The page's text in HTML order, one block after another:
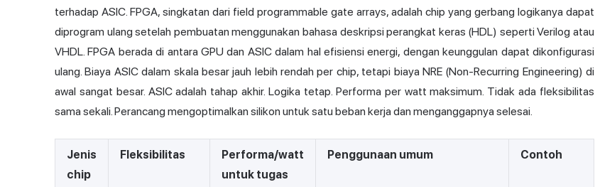
terhadap ASIC. FPGA, singkatan dari field programmable gate arrays, adalah chip yang gerbang logikanya dapat
diprogram ulang setelah pembuatan menggunakan bahasa deskripsi perangkat keras (HDL) seperti Verilog atau
VHDL. FPGA berada di antara GPU dan ASIC dalam hal efisiensi energi, dengan keunggulan dapat dikonfigurasi
ulang. Biaya ASIC dalam skala besar jauh lebih rendah per chip, tetapi biaya NRE (Non-Recurring Engineering) di
awal sangat besar. ASIC adalah tahap akhir. Logika tetap. Performa per watt maksimum. Tidak ada fleksibilitas
sama sekali. Perancang mengoptimalkan silikon untuk satu beban kerja dan menganggapnya selesai.
Jenis
chip
Fleksibilitas
Performa/watt
untuk tugas
Penggunaan umum Contoh